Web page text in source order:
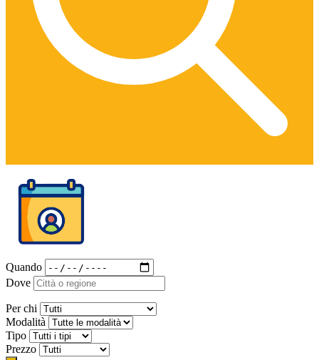
Quando
Dove
Per chi
Modalità
Tipo
Prezzo